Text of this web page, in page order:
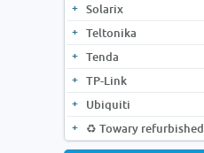
Solarix
Teltonika
Tenda
TP-Link
Ubiquiti
♻️ Towary refurbished